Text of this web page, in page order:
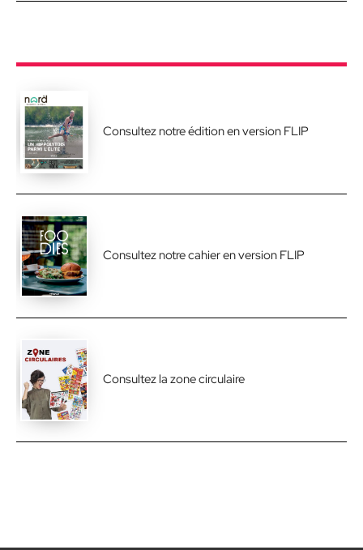
Consultez notre édition en version FLIP
Consultez notre cahier en version FLIP
Consultez la zone circulaire